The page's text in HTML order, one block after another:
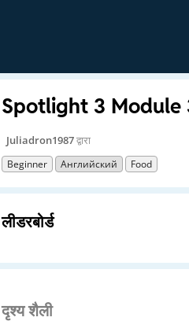
Spotlight 3 Module
Juliadron1987द्वारा
Beginner Английский Food
लीडरबोर्ड
दृश्य शैली